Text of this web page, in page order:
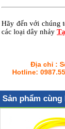
Hãy đến với chúng
các loại dây nhảy
Địa chỉ :
Hotline:
Sản phẩm cùng